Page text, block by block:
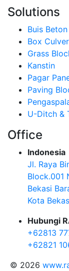
Solutions
Buis Beton
Box
Grass
Kanstin
Pagar
Paving
U-Ditch &
Office
Indonesia
Jl. Raya
Block.001
Bekasi
Kota
Hubungi
+62813
+62821
© 2026